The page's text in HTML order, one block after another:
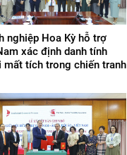
nghiệp Hoa Kỳ hỗ trợ
xác định danh tính
mất tích trong chiến tranh